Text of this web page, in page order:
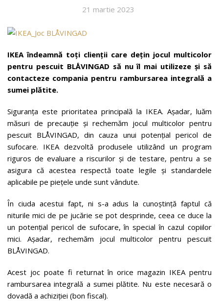
21 martie 2023
IKEA îndeamnă toți clienții care dețin jocul multicolor
pentru pescuit BLÅVINGAD să nu îl mai utilizeze și să
contacteze compania pentru rambursarea integrală a
sumei plătite.
Siguranța este prioritatea principală la IKEA. Așadar, luăm
măsuri de precauție și rechemăm jocul multicolor pentru
pescuit BLÅVINGAD, din cauza unui potențial pericol de
sufocare. IKEA dezvoltă produsele utilizând un program
riguros de evaluare a riscurilor și de testare, pentru a se
asigura că acestea respectă toate legile și standardele
aplicabile pe piețele unde sunt vândute.
În ciuda acestui fapt, ni s-a adus la cunoștință faptul că
niturile mici de pe jucărie se pot desprinde, ceea ce duce la
un potențial pericol de sufocare, în special în cazul copiilor
mici. Așadar, rechemăm jocul multicolor pentru pescuit
BLÅVINGAD.
Acest joc poate fi returnat în orice magazin IKEA pentru
rambursarea integrală a sumei plătite. Nu este necesară o
dovadă a achiziției (bon fiscal).